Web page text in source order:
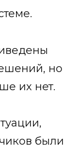
но
их нет.
были